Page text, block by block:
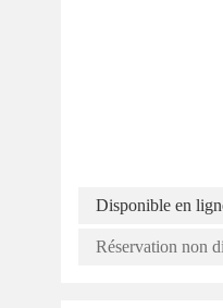
Disponible en
Réservation non